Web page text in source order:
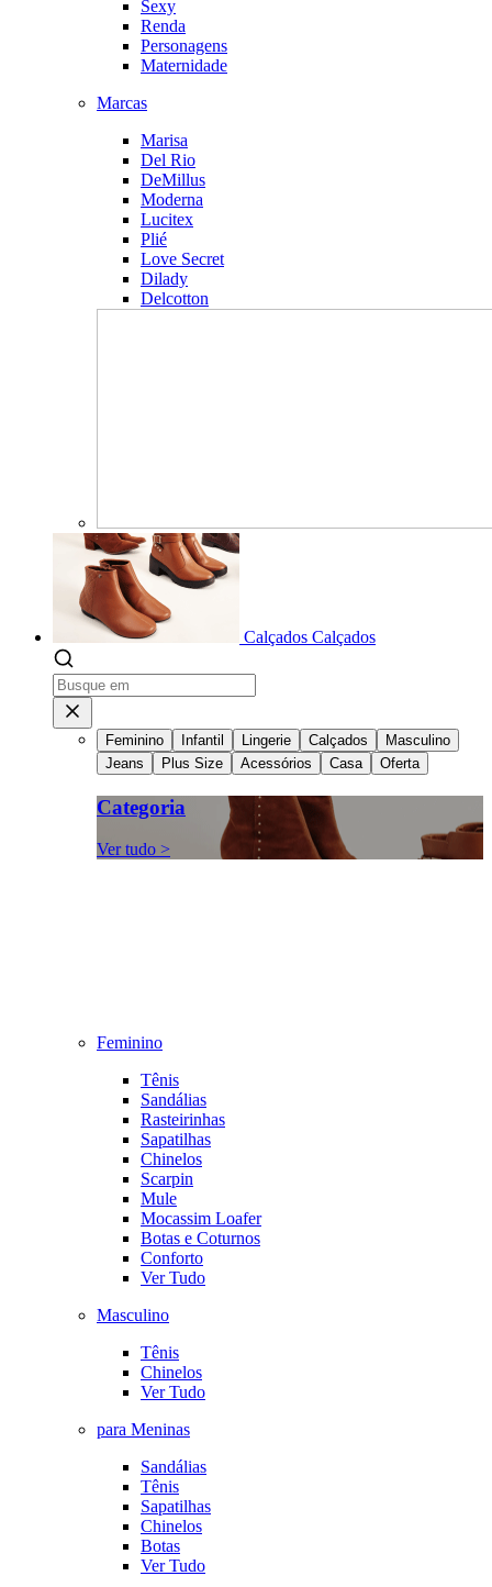
Sexy
Renda
Personagens
Maternidade
Marcas
Marisa
Del Rio
DeMillus
Moderna
Lucitex
Plié
Love Secret
Dilady
Delcotton
Calçados Calçados
Feminino Infantil Lingerie Calçados
Masculino
Jeans
Plus Size Acessórios Casa Oferta
Categoria
Ver tudo >
Feminino
Tênis
Sandálias
Rasteirinhas
Sapatilhas
Chinelos
Scarpin
Mule
Mocassim Loafer
Botas e Coturnos
Conforto
Ver Tudo
Masculino
Tênis
Chinelos
Ver Tudo
para Meninas
Sandálias
Tênis
Sapatilhas
Chinelos
Botas
Ver Tudo